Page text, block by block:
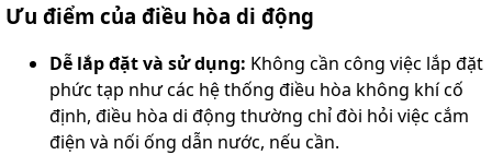
Ưu điểm của điều hòa di động
Dễ lắp đặt và sử dụng: Không cần công việc lắp đặt
phức tạp như các hệ thống điều hòa không khí cố
định, điều hòa di động thường chỉ đòi hỏi việc cắm
điện và nối ống dẫn nước, nếu cần.